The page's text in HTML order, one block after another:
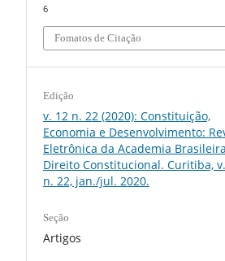
6
Fomatos de Citação
Edição
v. 12 n. 22 (2020): Constituição,
Economia e Desenvolvimento:
Eletrônica da Academia
Direito Constitucional. Curitiba,
n. 22, jan./jul. 2020.
Seção
Artigos